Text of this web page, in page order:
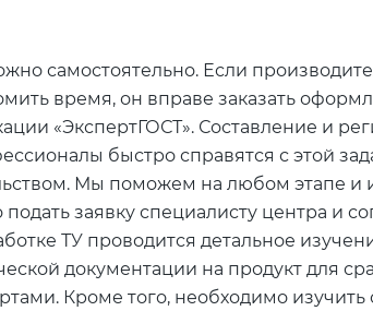
самостоятельно. Если
время, он вправе заказать
«ЭкспертГОСТ». Составление и
быстро справятся с этой
Мы поможем на любом этапе и
заявку специалисту центра и
ТУ проводится детальное
документации на продукт для
Кроме того, необходимо изучить